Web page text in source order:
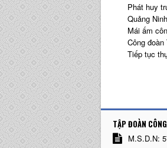
Phát huy
Quảng
Mái ấm
Công
Tiếp tục
TẬP ĐOÀN
M.S.D.N: